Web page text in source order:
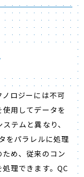
ロジーには不可
用してデータを
テムと異なり、
をパラレルに処理
め、従来のコン
理できます。QC